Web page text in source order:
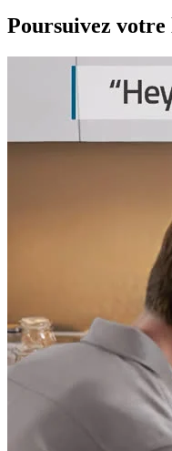
Poursuivez votre